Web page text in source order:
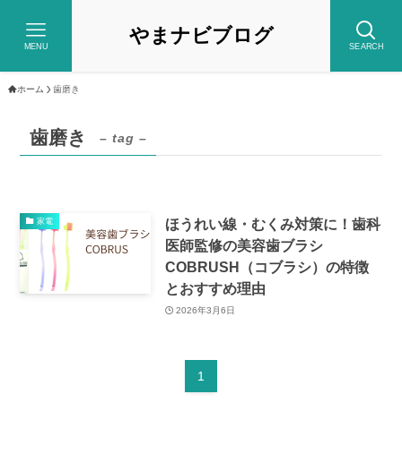
やまナビブログ SEARCH
MENU
ホーム 歯磨き
歯磨き – tag –
家電
ほうれい線・むくみ対策に！歯科
医師監修の美容歯ブラシ
COBRUSH（コブラシ）の特徴
とおすすめ理由
2026年3月6日
1